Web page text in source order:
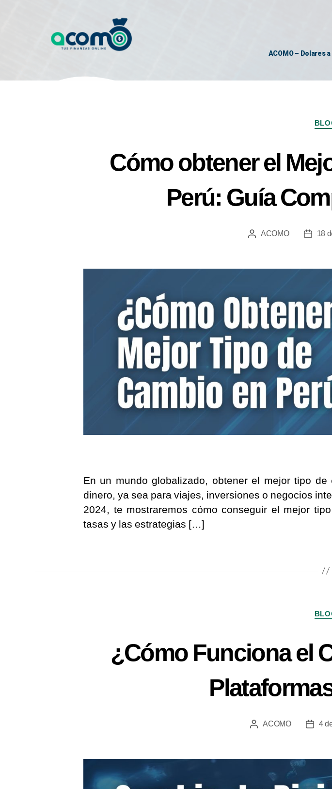
ACOMO – Dolares
Cómo obtener el
Perú: Guía
ACOMO 18
En un mundo globalizado, obtener el mejor tipo
dinero, ya sea para viajes, inversiones o negocios
2024, te mostraremos cómo conseguir el mejor
tasas y las estrategias […]
¿Cómo Funciona el
ACOMO 4